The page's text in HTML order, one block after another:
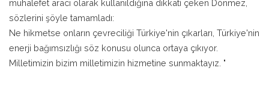
muhalefet aracı olarak kullanıldığına dikkati çeken Dönmez,
sözlerini şöyle tamamladı:
Ne hikmetse onların çevreciliği Türkiye'nin çıkarları, Türkiye'nin
enerji bağımsızlığı söz konusu olunca ortaya çıkıyor.
Milletimizin bizim milletimizin hizmetine sunmaktayız. "